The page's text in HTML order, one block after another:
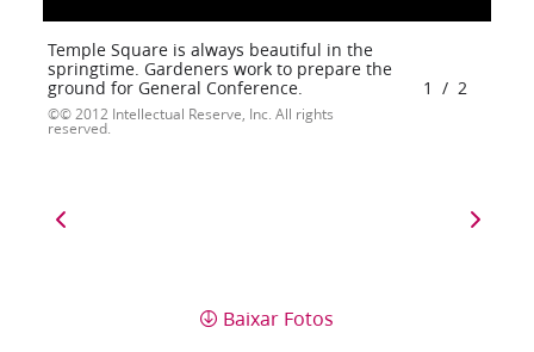
Temple Square is always beautiful in the
springtime. Gardeners work to prepare the
ground for General Conference.
© 2012 Intellectual Reserve, Inc. All rights
reserved.
1 / 2
Baixar Fotos